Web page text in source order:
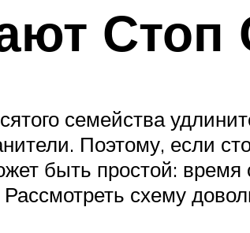
семейства
Поэтому, если
быть простой:
Рассмотреть схему